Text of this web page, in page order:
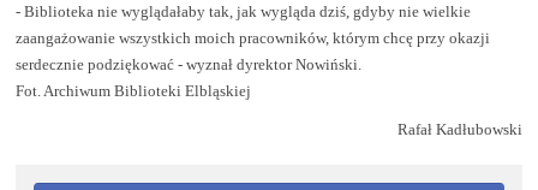
- Biblioteka nie wyglądałaby tak, jak wygląda dziś, gdyby nie wielkie
zaangażowanie wszystkich moich pracowników, którym chcę przy okazji
serdecznie podziękować - wyznał dyrektor Nowiński.
Fot. Archiwum Biblioteki Elbląskiej
Rafał Kadłubowski